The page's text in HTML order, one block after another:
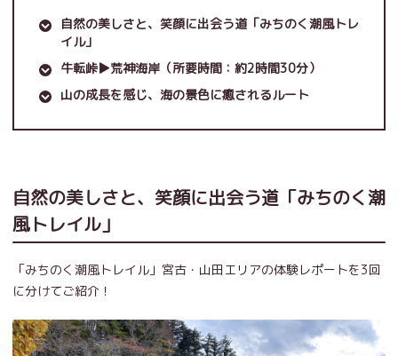
自然の美しさと、笑顔に出会う道「みちのく潮風トレ
イル」
牛転峠▶荒神海岸（所要時間：約2時間30分）
山の成長を感じ、海の景色に癒されるルート
自然の美しさと、笑顔に出会う道「みちのく潮
風トレイル」
「みちのく潮風トレイル」宮古・山田エリアの体験レポートを3回
に分けてご紹介！